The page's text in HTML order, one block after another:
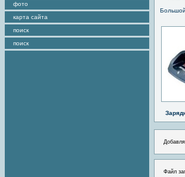
фото
карта сайта
поиск
поиск
Файл